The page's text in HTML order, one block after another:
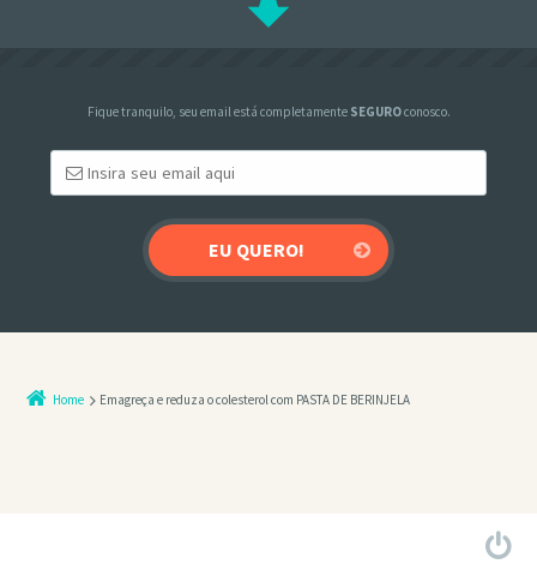
Fique tranquilo, seu email está completamente SEGUROconosco.
Home Emagreça e reduza o colesterol com PASTA DE BERINJELA